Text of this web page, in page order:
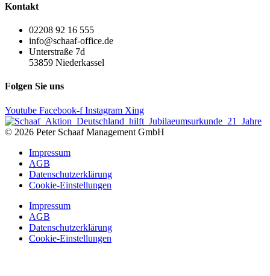
Kontakt
02208 92 16 555
info@schaaf-office.de
Unterstraße 7d
53859 Niederkassel
Folgen Sie uns
Youtube Facebook-f Instagram Xing
© 2026 Peter Schaaf Management GmbH
Impressum
AGB
Datenschutzerklärung
Cookie-Einstellungen
Impressum
AGB
Datenschutzerklärung
Cookie-Einstellungen